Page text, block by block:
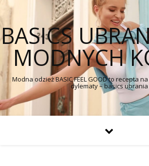
BASICS
MODNYCH
Modna odzież BASIC FEEL GOOD to recepta
dylematy – basics ubrania